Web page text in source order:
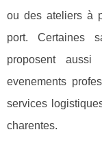
ou des ateliers à
port. Certaines
proposent
evenements
services
charentes.